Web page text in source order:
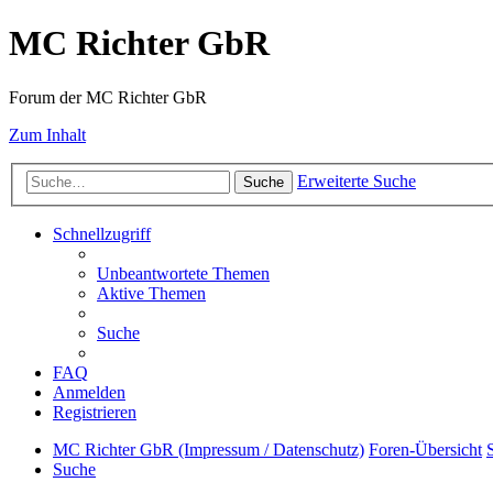
MC Richter GbR
Forum der MC Richter GbR
Zum Inhalt
Suche Erweiterte Suche
Schnellzugriff
Unbeantwortete Themen
Aktive Themen
Suche
FAQ
Anmelden
Registrieren
MC Richter GbR (Impressum / Datenschutz) Foren-Übersicht
Suche